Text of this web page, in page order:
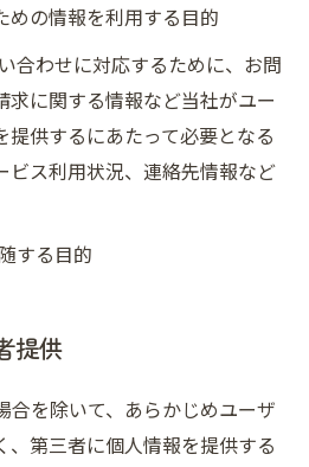
めの情報を利用する目的
合わせに対応するために、お問
求に関する情報など当社がユー
供するにあたって必要となる
ビス利用状況、連絡先情報など
する目的
提供
合を除いて、あらかじめユーザ
、第三者に個人情報を提供する